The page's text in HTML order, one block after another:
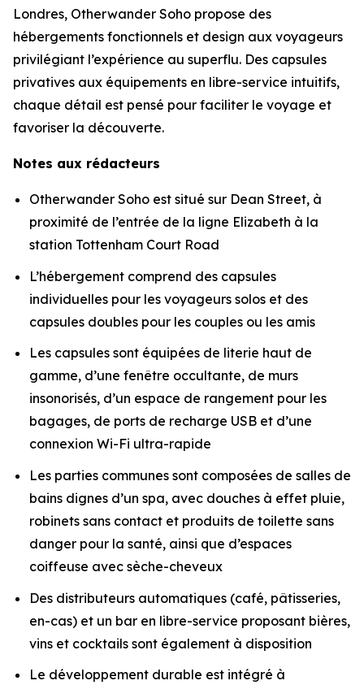
Londres, Otherwander Soho propose des
hébergements fonctionnels et design aux voyageurs
privilégiant l’expérience au superflu. Des capsules
privatives aux équipements en libre-service intuitifs,
chaque détail est pensé pour faciliter le voyage et
favoriser la découverte.
Notes aux rédacteurs
Otherwander Soho est situé sur Dean Street, à
proximité de l’entrée de la ligne Elizabeth à la
station Tottenham Court Road
L’hébergement comprend des capsules
individuelles pour les voyageurs solos et des
capsules doubles pour les couples ou les amis
Les capsules sont équipées de literie haut de
gamme, d’une fenêtre occultante, de murs
insonorisés, d’un espace de rangement pour les
bagages, de ports de recharge USB et d’une
connexion Wi-Fi ultra-rapide
Les parties communes sont composées de salles de
bains dignes d’un spa, avec douches à effet pluie,
robinets sans contact et produits de toilette sans
danger pour la santé, ainsi que d’espaces
coiffeuse avec sèche-cheveux
Des distributeurs automatiques (café, pâtisseries,
en-cas) et un bar en libre-service proposant bières,
vins et cocktails sont également à disposition
Le développement durable est intégré à